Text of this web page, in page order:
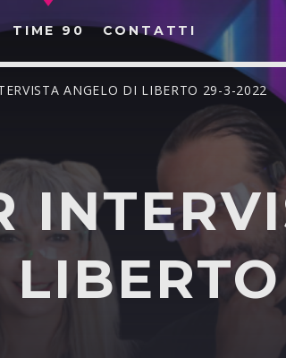
TIME 90 CONTATTI
NEL SITO WEB:
ANGELO DI LIBERTO 29-3-2022